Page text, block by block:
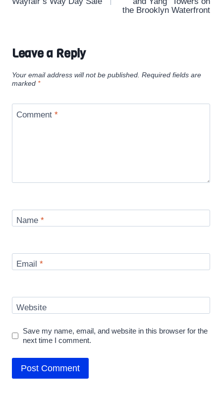
navigation
the Brooklyn Waterfront
Leave a Reply
Your email address will not be published. Required fields are
marked *
Comment *
Name *
Email *
Website
Save my name, email, and website in this browser for the
next time I comment.